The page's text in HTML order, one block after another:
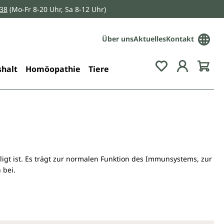
(Mo-Fr 8-20 Uhr, Sa 8-12 Uhr)
Über unsAktuellesKontakt
Homöopathie Tiere Du hast 0
ist. Es trägt zur normalen Funktion des Immunsystems, zur
bei.